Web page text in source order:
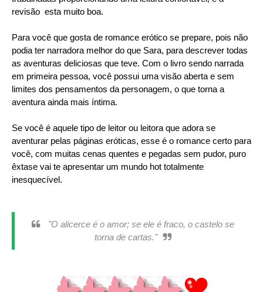
revisão esta muito boa.
Para você que gosta de romance erótico se prepare, pois não
podia ter narradora melhor do que Sara, para descrever todas
as aventuras deliciosas que teve. Com o livro sendo narrada
em primeira pessoa, você possui uma visão aberta e sem
limites dos pensamentos da personagem, o que torna a
aventura ainda mais íntima.
Se você é aquele tipo de leitor ou leitora que adora se
aventurar pelas páginas eróticas, esse é o romance certo para
você, com muitas cenas quentes e pegadas sem pudor, puro
êxtase vai te apresentar um mundo hot totalmente
inesquecível.
"O alicerce é o amor; se ele é fraco, o castelo se
torna de cartas."